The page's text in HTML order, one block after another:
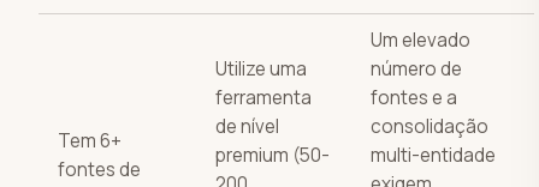
Tem 6+
fontes de
Utilize uma
ferramenta
de nível
premium (50-
Um elevado
número de
fontes e a
consolidação
multi-entidade